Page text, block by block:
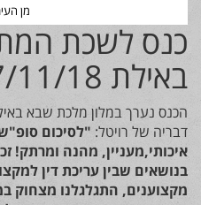
מן
כנס לשכת
באילת 15-17/11/18
הכנס נערך במלון מלכת שבא
דבריה של רויטל: "לסיכום
איכותי,מעניין, מהנה ומרתק!
בנושאים שבין עריכת דין
מקצוענים, התגלגלנו מצחוק